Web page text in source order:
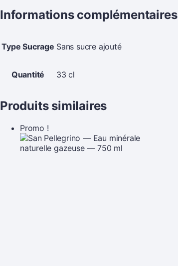
Informations complémentaires
Type Sucrage Sans sucre ajouté
Quantité 33 cl
Produits similaires
Promo !